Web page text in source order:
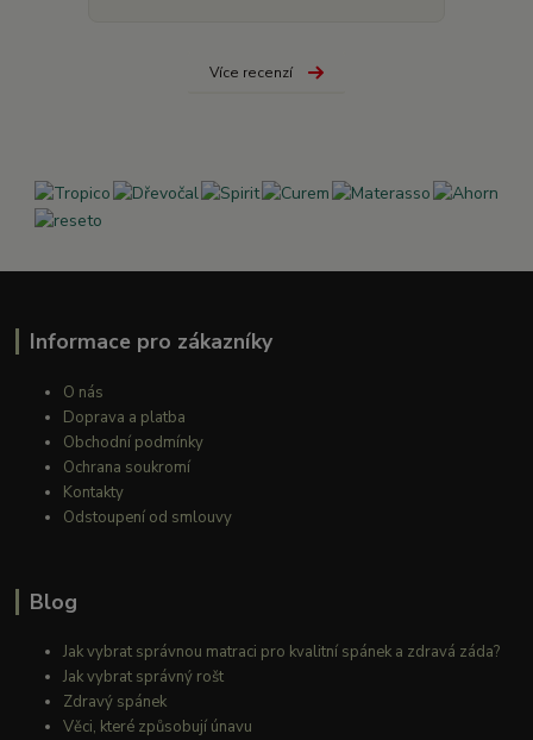
Více recenzí
Informace pro zákazníky
O nás
Doprava a platba
Obchodní podmínky
Ochrana soukromí
Kontakty
Odstoupení od smlouvy
Blog
Jak vybrat správnou matraci pro kvalitní spánek a zdravá záda?
Jak vybrat správný rošt
Zdravý spánek
Věci, které způsobují únavu